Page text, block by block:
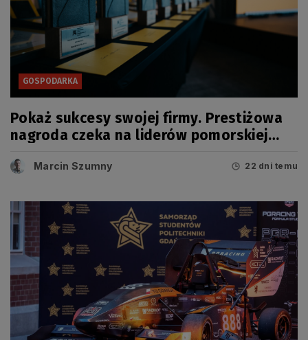
GOSPODARKA
Pokaż sukcesy swojej firmy. Prestiżowa
nagroda czeka na liderów pomorskiej
Marcin Szumny 22 dni temu